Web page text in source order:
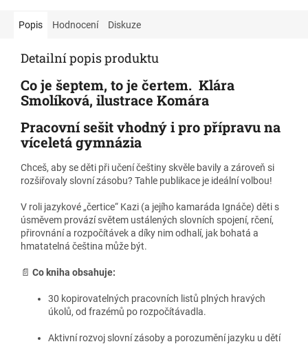
cestičce. Kdo vzal nohy na
opravdu zavěsil.
Popis Hodnocení Diskuze
Detailní popis produktu
Co je šeptem, to je čertem. Klára
Smolíková, ilustrace Komára
Pracovní sešit vhodný i pro přípravu na
víceletá gymnázia
Chceš, aby se děti při učení češtiny skvěle bavily a zároveň si
rozšiřovaly slovní zásobu? Tahle publikace je ideální volbou!
V roli jazykové „čertice“ Kazi (a jejího kamaráda Ignáče) děti s
úsměvem provází světem ustálených slovních spojení, rčení,
přirovnání a rozpočítávek a díky nim odhalí, jak bohatá a
hmatatelná čeština může být.
📄 Co kniha obsahuje:
30 kopirovatelných pracovních listů plných hravých
úkolů, od frazémů po rozpočítávadla.
Aktivní rozvoj slovní zásoby a porozumění jazyku u dětí